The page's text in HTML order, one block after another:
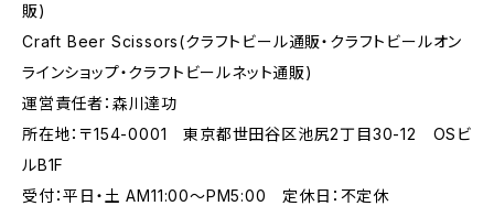
販)
Craft Beer Scissors(クラフトビール通販・クラフトビールオン
ラインショップ・クラフトビールネット通販)
運営責任者：森川達功
所在地：〒154-0001 東京都世田谷区池尻2丁目30-12 OSビ
ルB1F
受付：平日・土 AM11:00～PM5:00 定休日：不定休